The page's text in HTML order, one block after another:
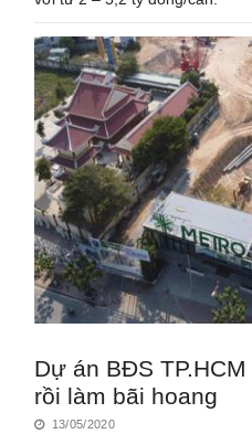
Dự án BĐS
rồi làm bãi hoang
13/05/2020